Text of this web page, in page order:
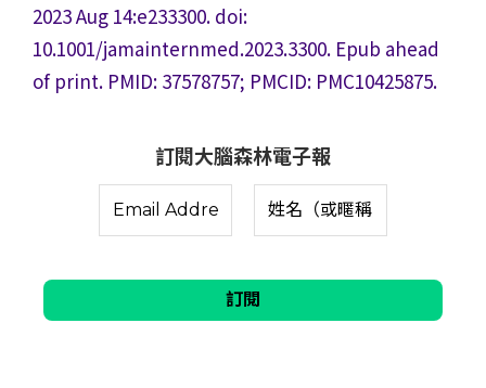
2023 Aug 14:e233300. doi:
10.1001/jamainternmed.2023.3300. Epub ahead
of print. PMID: 37578757; PMCID: PMC10425875.
訂閱大腦森林電子報